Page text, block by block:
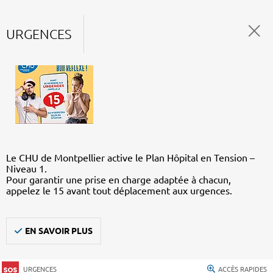
URGENCES
Le CHU de Montpellier active le Plan Hôpital en Tension –
Niveau 1.
Pour garantir une prise en charge adaptée à chacun,
appelez le 15 avant tout déplacement aux urgences.
EN SAVOIR PLUS
URGENCES ACCÈS RAPIDES